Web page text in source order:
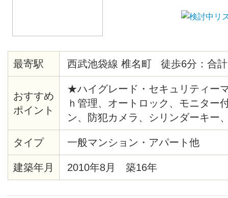
最寄駅 西武池袋線 椎名町 徒歩6分：合
おすすめ
ポイント
★ハイグレード・セキュリティ
ｈ管理、オートロック、モニター
ン、防犯カメラ、シリンダーキー
報システム、給湯、バストイレ別
座、角部屋、出窓、バルコニー、
ア、各居室照明、ピクチャーレー
ステム、クローゼット、シューズ
タイプ 一般マンション・アパート他
建築年月 2010年8月 築16年